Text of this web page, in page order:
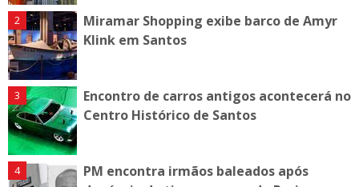
Miramar Shopping exibe barco de Amyr
Klink em Santos
Encontro de carros antigos acontecerá no
Centro Histórico de Santos
PM encontra irmãos baleados após